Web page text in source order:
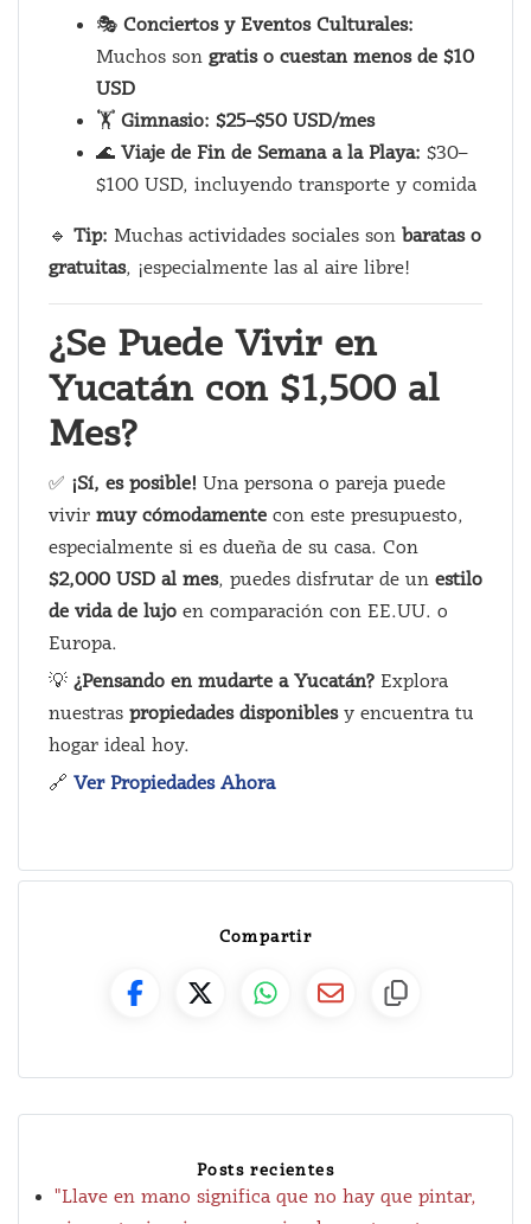
🎭 Conciertos y Eventos Culturales:
Muchos son gratis o cuestan menos de $10
USD
🏋️ Gimnasio: $25–$50 USD/mes
🌊 Viaje de Fin de Semana a la Playa: $30–
$100 USD, incluyendo transporte y comida
🔹 Tip: Muchas actividades sociales son baratas o
gratuitas, ¡especialmente las al aire libre!
¿Se Puede Vivir en
Yucatán con $1,500 al
Mes?
✅ ¡Sí, es posible! Una persona o pareja puede
vivir muy cómodamente con este presupuesto,
especialmente si es dueña de su casa. Con
$2,000 USD al mes, puedes disfrutar de un estilo
de vida de lujo en comparación con EE.UU. o
Europa.
💡 ¿Pensando en mudarte a Yucatán? Explora
nuestras propiedades disponiblesy encuentra tu
hogar ideal hoy.
🔗 Ver Propiedades Ahora
Compartir
Posts recientes
"Llave en mano significa que no hay que pintar,